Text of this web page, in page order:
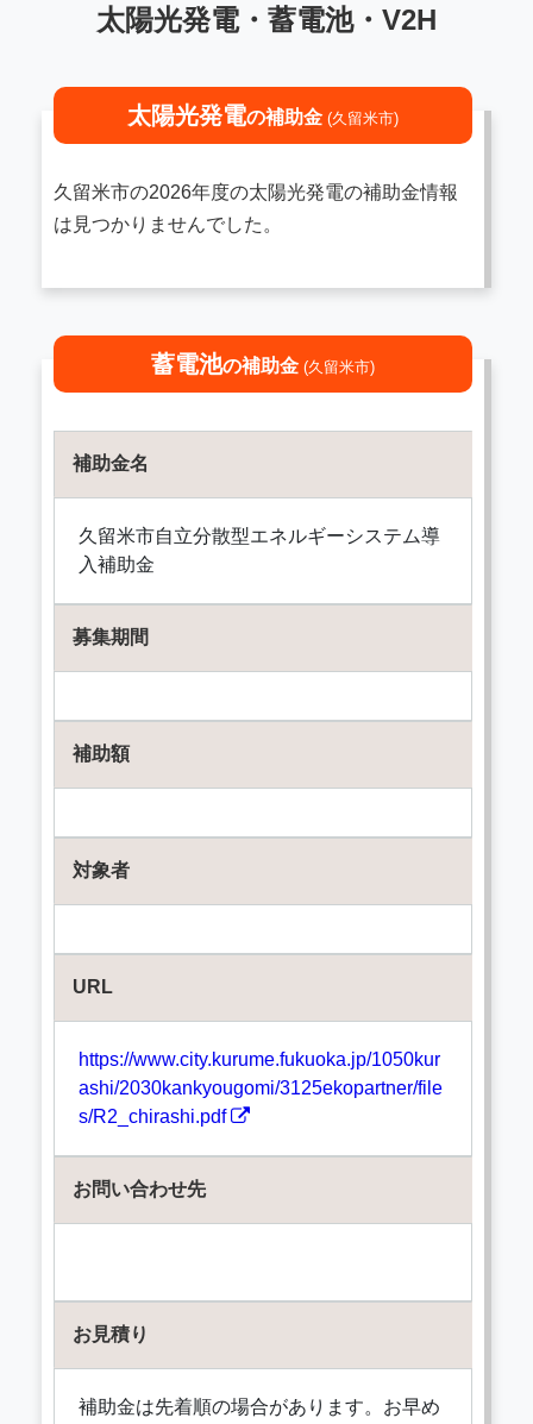
太陽光発電・蓄電池・V2H
太陽光発電の補助金 (久留米市)
久留米市の2026年度の太陽光発電の補助金情報
は見つかりませんでした。
蓄電池の補助金 (久留米市)
補助金名
久留米市自立分散型エネルギーシステム導
入補助金
募集期間
補助額
対象者
URL
https://www.city.kurume.fukuoka.jp/1050kur
ashi/2030kankyougomi/3125ekopartner/file
s/R2_chirashi.pdf
お問い合わせ先
お見積り
補助金は先着順の場合があります。お早め